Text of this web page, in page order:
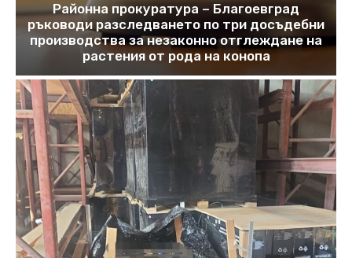
Районна прокуратура – Благоевград
ръководи разследването по три досъдебни
производства за незаконно отглеждане на
растения от рода на конопа